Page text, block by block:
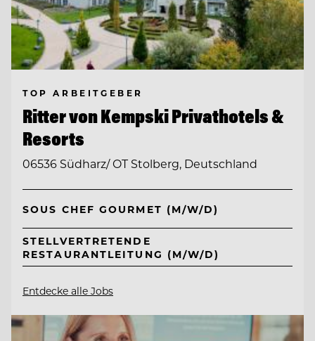
TOP ARBEITGEBER
Ritter von Kempski Privathotels &
Resorts
06536 Südharz/ OT Stolberg, Deutschland
SOUS CHEF GOURMET (M/W/D)
STELLVERTRETENDE
RESTAURANTLEITUNG (M/W/D)
Entdecke alle Jobs